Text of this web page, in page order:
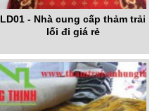
LD01 - Nhà cung cấp thảm trải
lối đi giá rẻ